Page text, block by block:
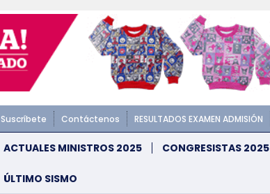
Suscríbete Contáctenos RESULTADOS EXAMEN ADMISIÓN
ACTUALES MINISTROS 2025 CONGRESISTAS 2025
ÚLTIMO SISMO